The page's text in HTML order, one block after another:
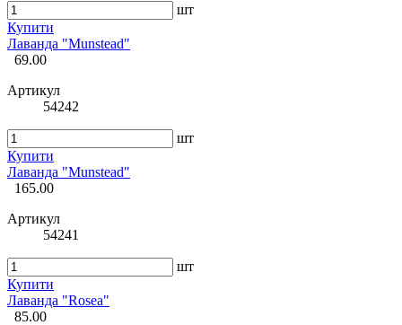
шт
Купити
Лаванда "Munstead"
69.00
Артикул
54242
шт
Купити
Лаванда "Munstead"
165.00
Артикул
54241
шт
Купити
Лаванда "Rosea"
85.00